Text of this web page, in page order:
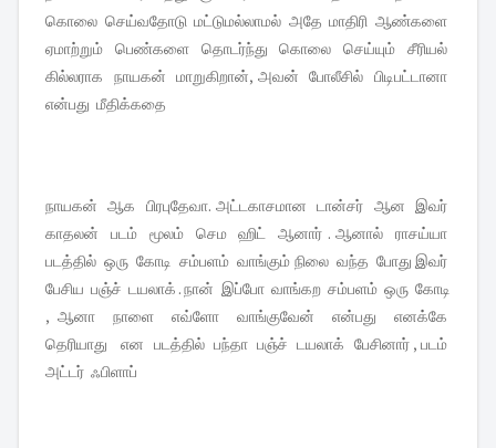
கொலை செய்வதோடு மட்டுமல்லாமல் அதே மாதிரி ஆண்களை
ஏமாற்றும் பெண்களை தொடர்ந்து கொலை செய்யும் சீரியல்
கில்லராக நாயகன் மாறுகிறான், அவன் போலீசில் பிடிபட்டானா
என்பது மீதிக்கதை
நாயகன் ஆக பிரபுதேவா. அட்டகாசமான டான்சர் ஆன இவர்
காதலன் படம் மூலம் செம ஹிட் ஆனார் . ஆனால் ராசய்யா
படத்தில் ஒரு கோடி சம்பளம் வாங்கும் நிலை வந்த போது இவர்
பேசிய பஞ்ச் டயலாக் . நான் இப்போ வாங்கற சம்பளம் ஒரு கோடி
, ஆனா நாளை எவ்ளோ வாங்குவேன் என்பது எனக்கே
தெரியாது என படத்தில் பந்தா பஞ்ச் டயலாக் பேசினார் , படம்
அட்டர் ஃபிளாப்